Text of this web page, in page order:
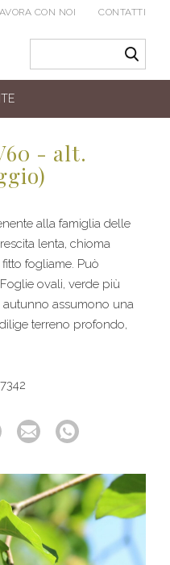
CON NOI CONTATTI
- alt.
alla famiglia delle
lenta, chioma
fogliame. Può
ovali, verde più
assumono una
terreno profondo,